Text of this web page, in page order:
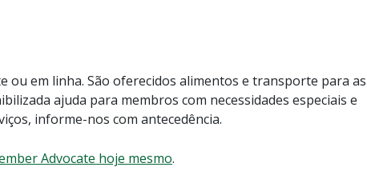
ou em linha. São oferecidos alimentos e transporte para as
ajuda para membros com necessidades especiais e
informe-nos com antecedência.
Advocate hoje mesmo.